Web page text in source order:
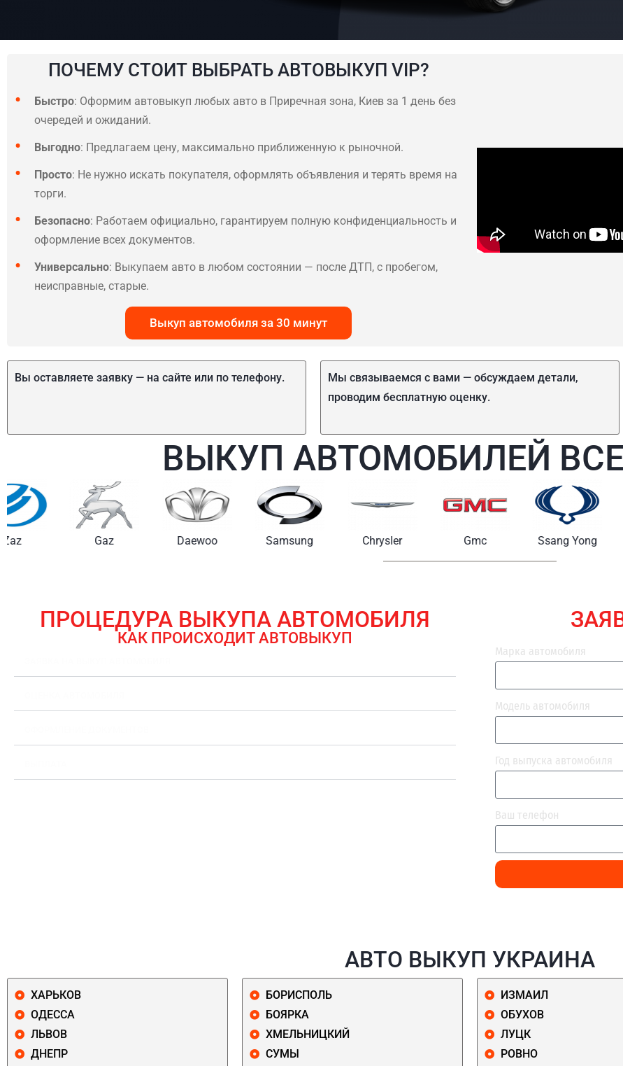
ПОЧЕМУ СТОИТ ВЫБРАТЬ АВТОВЫКУП VIP?
Быстро: Оформим автовыкуп любых авто в Приречная зона, Киев за 1 день без
очередей и ожиданий.
Выгодно: Предлагаем цену, максимально приближенную к рыночной.
Просто: Не нужно искать покупателя, оформлять объявления и терять время на
торги.
Безопасно: Работаем официально, гарантируем полную конфиденциальность и
оформление всех документов.
Универсально: Выкупаем авто в любом состоянии — после ДТП, с пробегом,
неисправные, старые.
Выкуп автомобиля за 30 минут
Вы оставляете заявку — на сайте или по телефону.
Мы связываемся с вами — обсуждаем детали,
проводим бесплатную оценку.
ВЫКУП АВТОМОБИЛЕЙ
Samsung Chrysler Ssang Yong Maserati
ПРОЦЕДУРА ВЫКУПА АВТОМОБИЛЯ
КАК ПРОИСХОДИТ АВТОВЫКУП
Марка автомобиля
Модель автомобиля
Год выпуска автомобиля
Ваш телефон
АВТО ВЫКУП УКРАИНА
ХАРЬКОВ
ОДЕССА
ЛЬВОВ
ДНЕПР
БОРИСПОЛЬ
БОЯРКА
ХМЕЛЬНИЦКИЙ
СУМЫ
ИЗМАИЛ
ОБУХОВ
ЛУЦК
РОВНО